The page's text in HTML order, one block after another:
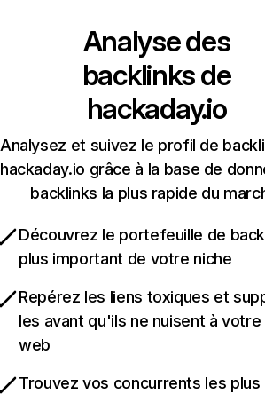
Analyse des
backlinks de
hackaday.io
Analysez et suivez le profil de
hackaday.io grâce à la base de
backlinks la plus rapide du
Découvrez le portefeuille de
plus important de votre niche
Repérez les liens toxiques et
les avant qu'ils ne nuisent à
web
Trouvez vos concurrents les